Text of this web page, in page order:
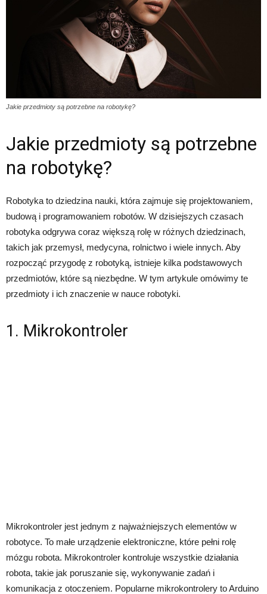
Jakie przedmioty są potrzebne na robotykę?
Jakie przedmioty są potrzebne
na robotykę?
Robotyka to dziedzina nauki, która zajmuje się projektowaniem,
budową i programowaniem robotów. W dzisiejszych czasach
robotyka odgrywa coraz większą rolę w różnych dziedzinach,
takich jak przemysł, medycyna, rolnictwo i wiele innych. Aby
rozpocząć przygodę z robotyką, istnieje kilka podstawowych
przedmiotów, które są niezbędne. W tym artykule omówimy te
przedmioty i ich znaczenie w nauce robotyki.
1. Mikrokontroler
Mikrokontroler jest jednym z najważniejszych elementów w
robotyce. To małe urządzenie elektroniczne, które pełni rolę
mózgu robota. Mikrokontroler kontroluje wszystkie działania
robota, takie jak poruszanie się, wykonywanie zadań i
komunikacja z otoczeniem. Popularne mikrokontrolery to Arduino